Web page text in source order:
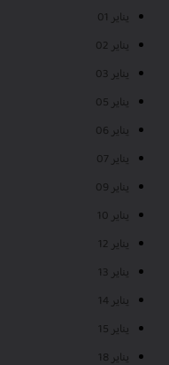
يناير 01
يناير 02
يناير 03
يناير 05
يناير 06
يناير 07
يناير 09
يناير 10
يناير 12
يناير 13
يناير 14
يناير 15
يناير 18